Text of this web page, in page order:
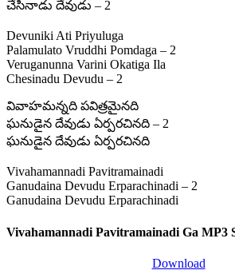
చేసినాడు దేవుడు – 2
Devuniki Ati Priyuluga
Palamulato Vruddhi Pomdaga – 2
Veruganunna Varini Okatiga Ila
Chesinadu Devudu – 2
వివాహమన్నది పవిత్రమైనది
ఘనుడైన దేవుడు ఏర్పరచినది – 2
ఘనుడైన దేవుడు ఏర్పరచినది
Vivahamannadi Pavitramainadi
Ganudaina Devudu Erparachinadi – 2
Ganudaina Devudu Erparachinadi
Vivahamannadi Pavitramainadi Ga MP3
Download